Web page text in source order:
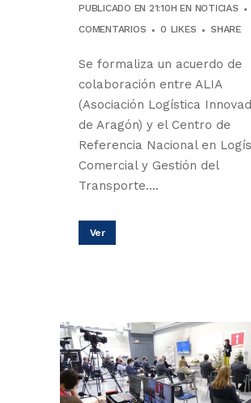
PUBLICADO EN 21:10H EN NOTICIAS
COMENTARIOS
0 LIKES SHARE
Se formaliza un acuerdo de
colaboración entre ALIA
(Asociación Logística
de Aragón) y el Centro de
Referencia Nacional en
Comercial y Gestión del
Transporte....
Ver